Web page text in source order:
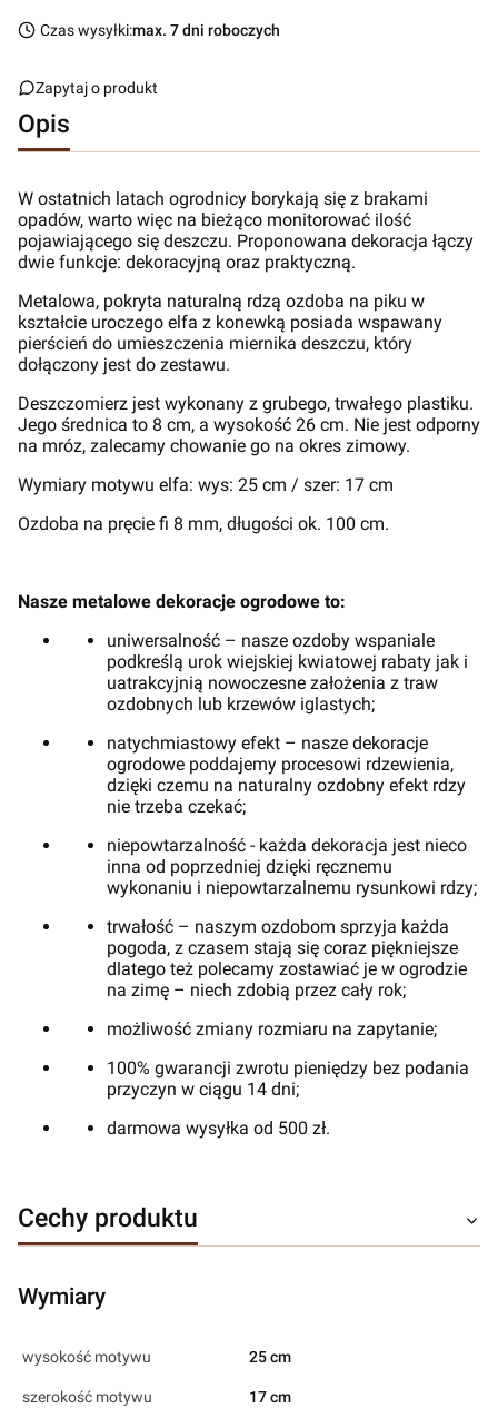
Czas wysyłki:max. 7 dni roboczych
Zapytaj o produkt
Opis
W ostatnich latach ogrodnicy borykają się z brakami
opadów, warto więc na bieżąco monitorować ilość
pojawiającego się deszczu. Proponowana dekoracja łączy
dwie funkcje: dekoracyjną oraz praktyczną.
Metalowa, pokryta naturalną rdzą ozdoba na piku w
kształcie uroczego elfa z konewką posiada wspawany
pierścień do umieszczenia miernika deszczu, który
dołączony jest do zestawu.
Deszczomierz jest wykonany z grubego, trwałego plastiku.
Jego średnica to 8 cm, a wysokość 26 cm. Nie jest odporny
na mróz, zalecamy chowanie go na okres zimowy.
Wymiary motywu elfa: wys: 25 cm / szer: 17 cm
Ozdoba na pręcie fi 8 mm, długości ok. 100 cm.
Nasze metalowe dekoracje ogrodowe to:
uniwersalność – nasze ozdoby wspaniale
podkreślą urok wiejskiej kwiatowej rabaty jak i
uatrakcyjnią nowoczesne założenia z traw
ozdobnych lub krzewów iglastych;
natychmiastowy efekt – nasze dekoracje
ogrodowe poddajemy procesowi rdzewienia,
dzięki czemu na naturalny ozdobny efekt rdzy
nie trzeba czekać;
niepowtarzalność - każda dekoracja jest nieco
inna od poprzedniej dzięki ręcznemu
wykonaniu i niepowtarzalnemu rysunkowi rdzy;
trwałość – naszym ozdobom sprzyja każda
pogoda, z czasem stają się coraz piękniejsze
dlatego też polecamy zostawiać je w ogrodzie
na zimę – niech zdobią przez cały rok;
możliwość zmiany rozmiaru na zapytanie;
100% gwarancji zwrotu pieniędzy bez podania
przyczyn w ciągu 14 dni;
darmowa wysyłka od 500 zł.
Cechy produktu
Wymiary
wysokość motywu 25 cm
szerokość motywu 17 cm